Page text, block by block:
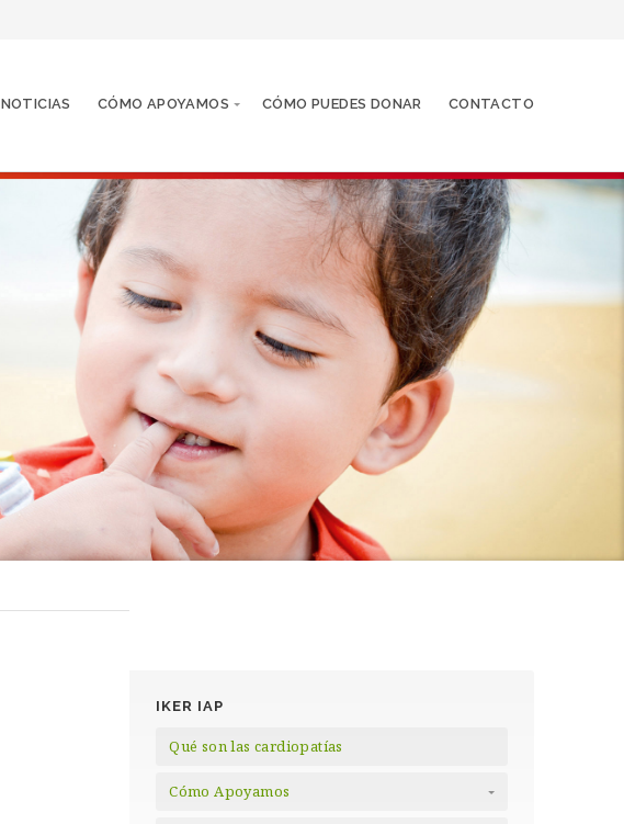
NOTICIAS CÓMO APOYAMOS CÓMO PUEDES DONAR CONTACTO
IKER IAP
Qué son las cardiopatías
Cómo Apoyamos